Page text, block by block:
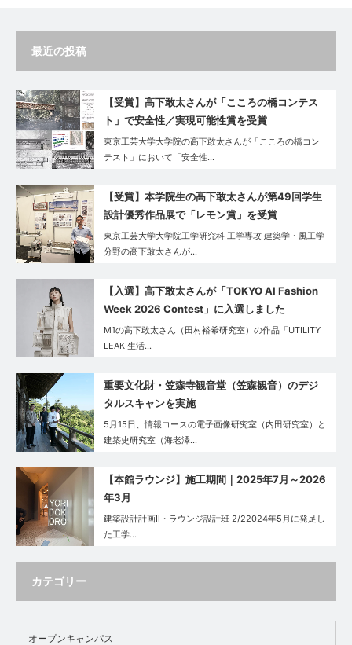
最近の投稿
【受賞】高下敢太さんが「こころの橋コンテス
ト」で安全性／実現可能性賞を受賞
東京工芸大学大学院の高下敢太さんが「こころの橋コン
テスト」において「安全性…
【受賞】本学院生の高下敢太さんが第49回学生
設計優秀作品展で「レモン賞」を受賞
東京工芸大学大学院工学研究科 工学専攻 建築学・風工学
分野の高下敢太さんが…
【入選】高下敢太さんが「TOKYO AI Fashion
Week 2026 Contest」に入選しました
M1の高下敢太さん（田村裕希研究室）の作品「UTILITY
LEAK 生活…
重要文化財・笠森寺観音堂（笠森観音）のデジ
タルスキャンを実施
5月15日、情報コースの電子画像研究室（内田研究室）と
建築史研究室（海老澤…
【本館ラウンジ】施工期間｜2025年7月～2026
年3月
建築設計計画Ⅱ・ラウンジ設計班 2/22024年5月に発足し
た工学…
カテゴリー
オープンキャンパス